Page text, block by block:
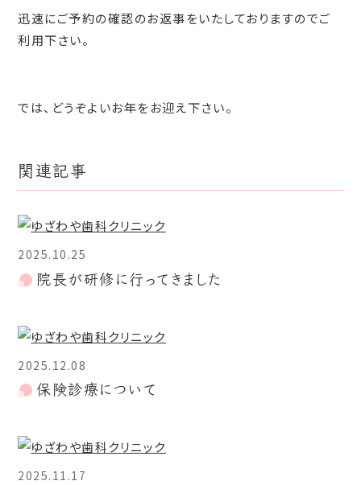
迅速にご予約の確認のお返事をいたしておりますのでご
利用下さい。
では、どうぞよいお年をお迎え下さい。
関連記事
2025.10.25
院長が研修に行ってきました
2025.12.08
保険診療について
2025.11.17